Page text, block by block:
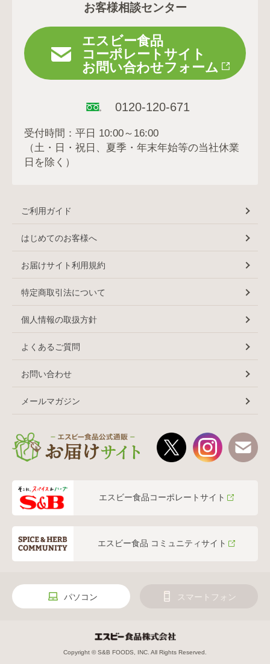
お客様相談センター
エスビー食品
コーポレートサイト
お問い合わせフォーム
0120-120-671
受付時間：平日 10:00～16:00
（土・日・祝日、夏季・年末年始等の当社休業
日を除く）
ご利用ガイド
はじめてのお客様へ
お届けサイト利用規約
特定商取引法について
個人情報の取扱方針
よくあるご質問
お問い合わせ
メールマガジン
エスビー食品コーポレートサイト
エスビー食品 コミュニティサイト
パソコン スマートフォン
Copyright © S&B FOODS, INC. All Rights Reserved.